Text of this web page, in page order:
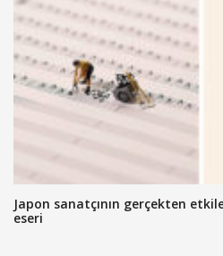
Japon sanatçının gerçekten
eseri